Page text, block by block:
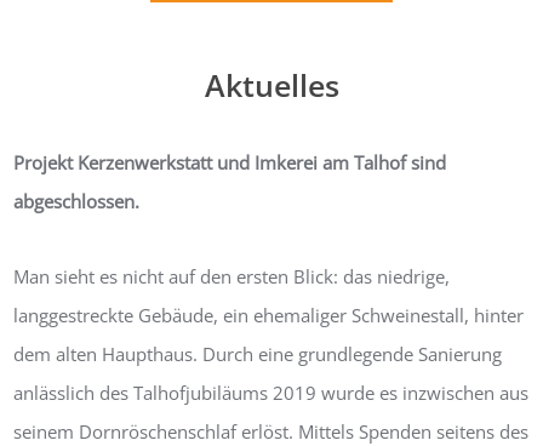
Aktuelles
Projekt Kerzenwerkstatt und Imkerei am Talhof sind
abgeschlossen.
Man sieht es nicht auf den ersten Blick: das niedrige,
langgestreckte Gebäude, ein ehemaliger Schweinestall, hinter
dem alten Haupthaus. Durch eine grundlegende Sanierung
anlässlich des Talhofjubiläums 2019 wurde es inzwischen aus
seinem Dornröschenschlaf erlöst. Mittels Spenden seitens des